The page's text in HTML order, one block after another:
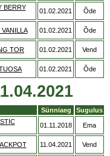
BERRY
01.02.2021 Õde
01.02.2021 Õde
TOR 01.02.2021 Vend
01.02.2021 Õde
Sünniaeg
Sugulus
01.11.2018 Ema
11.04.2021 Vend